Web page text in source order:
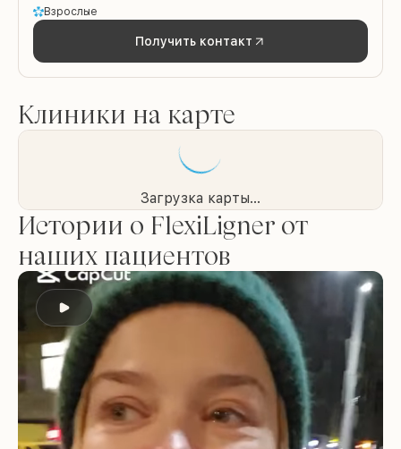
Взрослые
Получить контакт
Клиники на карте
Загрузка карты...
Истории о FlexiLigner от
наших пациентов